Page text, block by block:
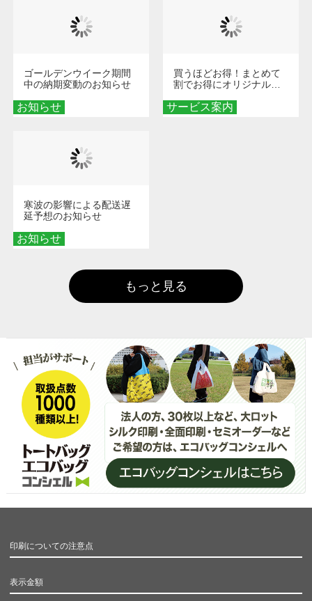
お知らせ
ゴールデンウイーク期間
中の納期変動のお知らせ
サービス案内
買うほどお得！まとめて
割でお得にオリジナルグ
お知らせ
寒波の影響による配送遅
延予想のお知らせ
もっと見る
印刷についての注意点
表示金額